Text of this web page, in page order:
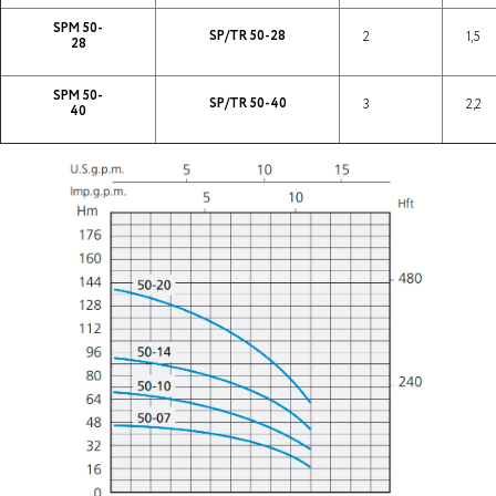
SPM 50-
28
SP/TR 50-28 2 1,5
SPM 50-
40
SP/TR 50-40 3 2,2